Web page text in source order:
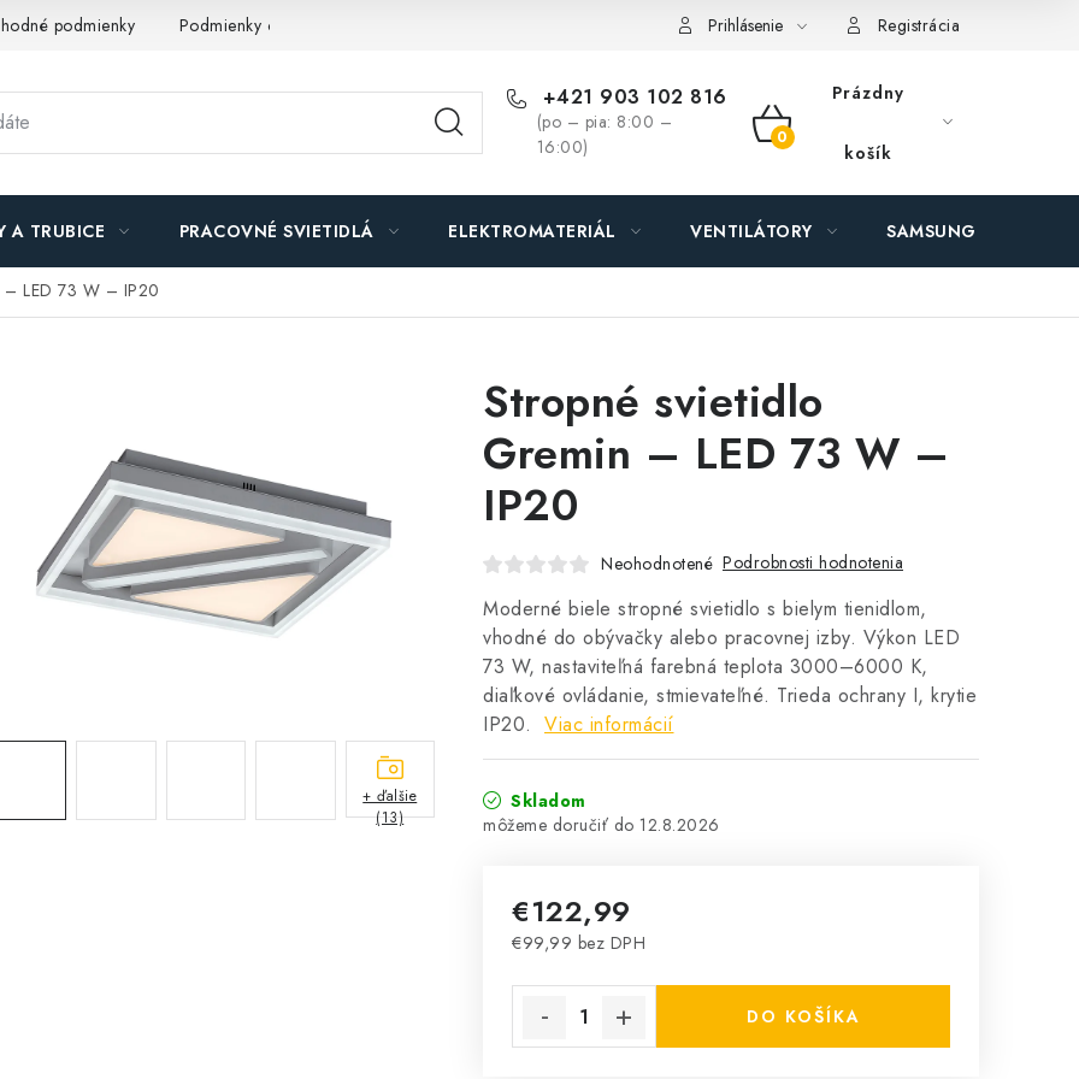
podmienky Podmienky ochrany osobných údajov O nás - MEGALED & JANTON Zákamenné Zľavy pre profíkov
Prihlásenie Registrácia
+421 903 102 816
(po – pia: 8:00 –
16:00)
NÁKUPNÝ
KOŠÍK
Prázdny
košík
A TRUBICE PRACOVNÉ SVIETIDLÁ ELEKTROMATERIÁL VENTILÁTORY SAMSUNG SVIETIDLÁ
– LED 73 W – IP20
Stropné svietidlo
Gremin – LED 73 W –
IP20
Neohodnotené Podrobnosti hodnotenia
Moderné biele stropné svietidlo s bielym tienidlom,
vhodné do obývačky alebo pracovnej izby. Výkon LED
73 W, nastaviteľná farebná teplota 3000–6000 K,
diaľkové ovládanie, stmievateľné. Trieda ochrany I, krytie
IP20. Viac informácií
Skladom
12.8.2026
€122,99
€99,99 bez DPH
DO KOŠÍKA
+ ďalšie
(13)